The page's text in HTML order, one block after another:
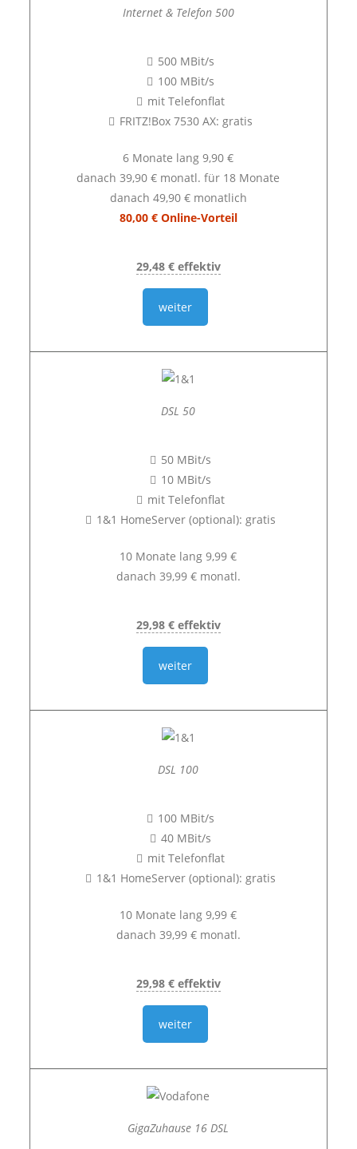
Internet & Telefon 500
500 MBit/s
100 MBit/s
mit Telefonflat
FRITZ!Box 7530 AX: gratis
6 Monate lang 9,90 €
danach 39,90 € monatl. für 18 Monate
danach 49,90 € monatlich
80,00 € Online-Vorteil
29,48 € effektiv
weiter
DSL 50
50 MBit/s
10 MBit/s
mit Telefonflat
1&1 HomeServer (optional): gratis
10 Monate lang 9,99 €
danach 39,99 € monatl.
29,98 € effektiv
weiter
DSL 100
100 MBit/s
40 MBit/s
mit Telefonflat
1&1 HomeServer (optional): gratis
10 Monate lang 9,99 €
danach 39,99 € monatl.
29,98 € effektiv
weiter
GigaZuhause 16 DSL